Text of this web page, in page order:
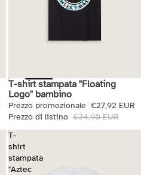
Saldi
T-shirt stampata "Floating
Logo" bambino
Prezzo promozionale €27,92 EUR
Prezzo di listino €34,90 EUR
T-
shirt
stampata
"Aztec